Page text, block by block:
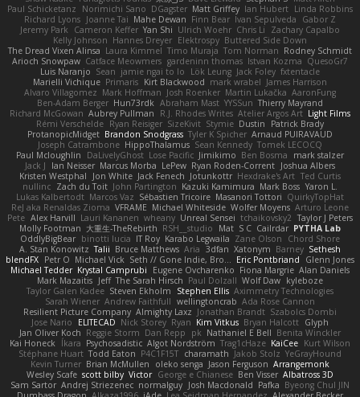
Paul Schicketanz
Norimichi Sano DGagster Matt Griffey Ian Hubert Linda Robbins
Richard Lyons Joanne Tai Mahe Dewan Finn Bear Ivan Sepulveda
Gabor Z
Jeremy Park
Cameron Keffer Yan Shi Ulrich Woehr Chris Li
Zachary Capalbo
Kelly Johnson Hannes Dreyer Elektrospy Buttered Side Down
The Dread Vixen Alinsa Laura Kimmel Timo Muraja Tom Norman Rodney Schmidt
Arioch Snowpaw Catface Meowmers gardeninn thomas Istvan Kozma QuesoGr7
Luis Naranjo Sean jamie ngai to lo Lök Leung Jack Foley fxtentacle
Marielli Vichique Primaris Kirt Blackwood mark wrabel James Harrison
Alvaro Villagomez Mark Hoffman Josh Roenker Martin Lukačka AaronFung
Ben-Adam Berger Hun73rdk Abraham Mast YYSSun Thierry Mayrand
Richard McGowan Aubrey Pullman R.J. Rhodes Writes Atelier Argos Art Light Films
Rémi Verschelde Ryan Reisiger SizeKivit Stymie Dustin
Patrick Brady
ProtanopicMidget Brandon Snodgrass Tyler K Spicher Arnaud PUIRAVAUD
Joseph Catrambone HippoThalamus Sean Kennedy Tomek LECOCQ
Paul Mcloughlin
DaLivelyGhost Lose Pacific Jimikimo Ben Bosma
mark stalzer
Jack J
Ian Neisser Marcus Morba LePew Ryan Roden-Corrent Joshua Albers
Kristen Westphal
Jon White Jack Fenech Jotunkottr Hexdrake's Art Ted Curtis
nullinc Zach du Toit John Partington Kazuki Kamimura Mark Boss Yaron L.
Lukas Kalbertodt Marcos Vaz Sébastien Tricoire Masanori Tottori QuirkyTopHat
ReJ aka Renaldas Zioma VFRAME Michael Whiteside Wolfer Moyens Arturo Leone
Pete Alex Harvill Lauri Kananen wheany Unreal Sensei tchaikovsky2 Taylor J Peters
Molly Footman 大重生-TheRebirth RSH__studio Mat S C Cailrdar PYTHA Lab
OddlyBigBear binotti lucia IT Roy Karabo Legwaila Zane Olson
Chord Shore
A. Stan Konowitz Talii Bruce Matthews Aria 3dfan Xatonym Barney Sethesh
blendFX Petr O Michael Vick Seth // Gone Indie, Bro... Eric Pontbriand
Glenn Jones
Michael Tedder Krystal Camprubi Eugene Ovcharenko Fiona Margrie Alan Daniels
Mark Mazaitis Jeff The Sarah Hirsch Paul Dolzall Wolf Daw kyleboze
Taylor Galen Kadee Steven Ekholm Stephen Ellis Aximmetry Technologies
Sarah Wiener Andrew Faithfull wellingtoncrab Ada Rose Cannon
Resilient Picture Company Almighty Laxz Jonathan Brandt Szabolcs Dombi
Jose Nario
ELITECAD Nick Storey Ryan Kim Vitkus Bryan Halcott Glyph
Jan Oliver Koch Reggie Storm Dan Repp pk Nathaniel E Bell Benita Winckler
Kai Honeck Íkara Psychosadistic Algot Nordström Trag1cHaze KaiCee Kurt Wilson
Stéphane Huart Todd Eaton P4C1F15T charamath Jakob Stolz YeGrayHound
Kevin Turner Brian McMullen oleko senga Jason Ferguson Arrangemonk
Wesley Scafe scott bilby Victor George e Chianese Ben Visser Albatross 3D
Sam Sartor Andrej Striezenec normalguy Josh Macdonald Pafka Byeong Chul JIN